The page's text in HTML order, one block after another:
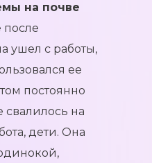
на почве
после
ушел с работы,
ее
постоянно
свалилось на
дети. Она